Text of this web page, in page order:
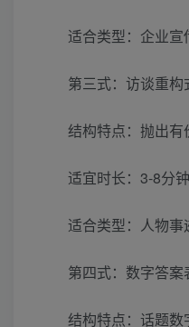
适合类型：企业宣
第三式：访谈重构
结构特点：抛出有
适宜时长：3-8分钟
适合类型：人物事
第四式：数字答案
结构特点：话题